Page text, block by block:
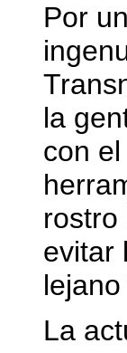
Por
la
con
rostro
evitar
La